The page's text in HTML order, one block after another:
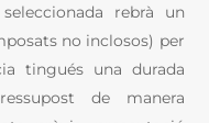
rebrà un
no inclosos) per
tingués una durada
de manera